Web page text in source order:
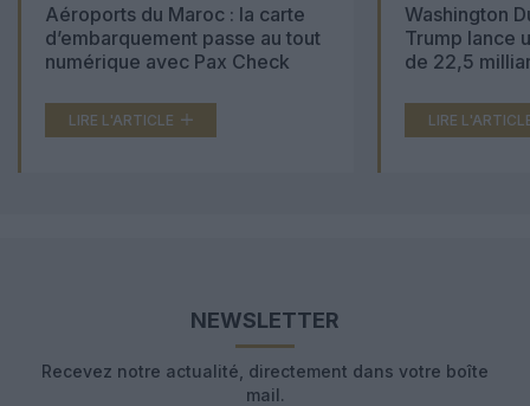
Aéroports du Maroc : la carte
d’embarquement passe au tout
numérique avec Pax Check
LIRE L'ARTICLE
Washington
Trump lance
de 22,5
LIRE
NEWSLETTER
Recevez notre actualité, directement dans votre boîte
mail.